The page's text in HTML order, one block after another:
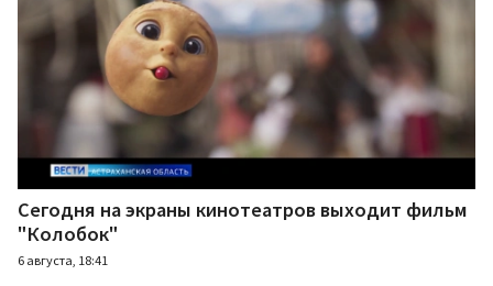
Сегодня на экраны кинотеатров выходит фильм
"Колобок"
6 августа, 18:41